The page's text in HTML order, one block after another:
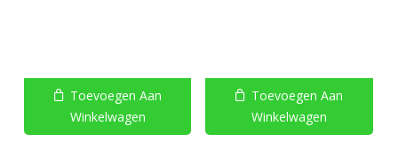
Toevoegen Aan
Winkelwagen
Toevoegen Aan
Winkelwagen